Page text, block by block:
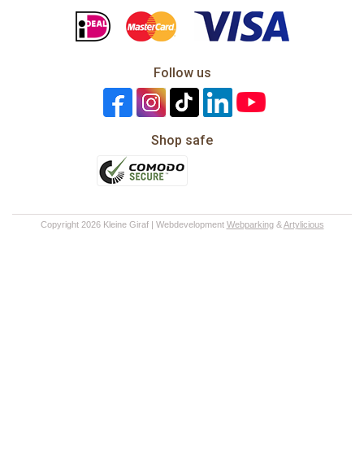
Follow us
Shop safe
Copyright 2026 Kleine Giraf | Webdevelopment Webparking&Artylicious